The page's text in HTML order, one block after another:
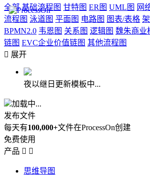
全部 基础流程图 甘特图 ER图 UML图 网
流程图 泳道图 平面图 电路图 图表/表格
BPMN2.0 韦恩图 关系图 逻辑图 魏朱商业
链图 EVC企业价值链图 其他流程图
 展开
夜以继日更新模板中...
加载中...
发布文件
每天有100,000+文件在ProcessOn创建
免费使用
产品  
思维导图